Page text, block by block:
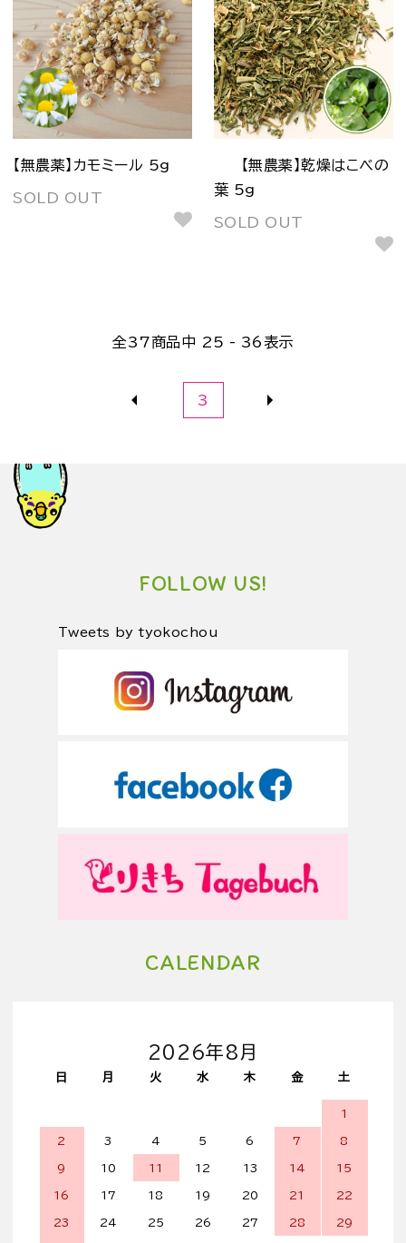
【無農薬】カモミール 5g
SOLD OUT
【無農薬】乾燥はこべの
葉 5g
SOLD OUT
全37商品中 25 - 36表示
3
FOLLOW US!
Tweets by tyokochou
CALENDAR
2026年8月
日 月 火 水 木 金 土
1
2 3 4 5 6 7 8
9 10 11 12 13 14 15
16 17 18 19 20 21 22
23 24 25 26 27 28 29